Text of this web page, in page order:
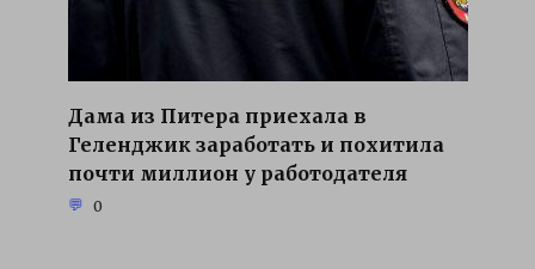
Дама из Питера приехала в
Геленджик заработать и похитила
почти миллион у работодателя
0